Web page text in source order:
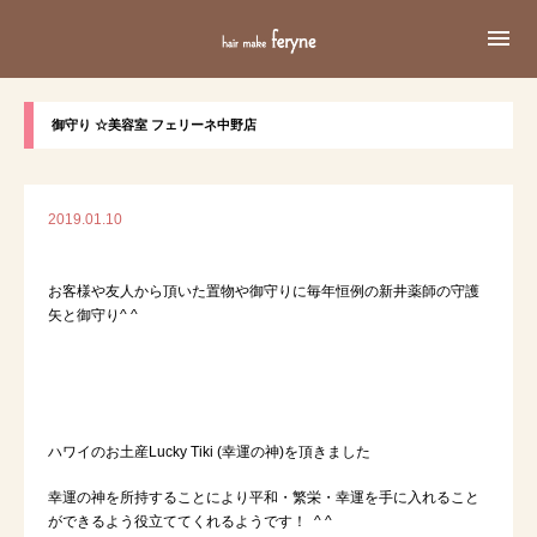

御守り ☆美容室 フェリーネ中野店
2019.01.10
お客様や友人から頂いた置物や御守りに毎年恒例の新井薬師の守護
矢と御守り^ ^
ハワイのお土産Lucky Tiki (幸運の神)を頂きました
幸運の神を所持することにより平和・繁栄・幸運を手に入れること
ができるよう役立ててくれるようです！ ^ ^